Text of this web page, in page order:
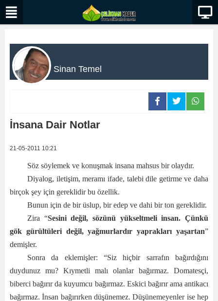
Sinan Temel
İnsana Dair Notlar
21-05-2011 10:21
Söz söylemek ve konuşmak insana mahsus bir olaydır.
Diyalog, iletişim, meramı ifade, talebi dile getirme ve daha
birçok şey için gereklidir bu özellik.
Bunun için de bir üslup, bir edep ve dahi bir ton gereklidir.
Zira “Sesini değil, sözünü yükseltmeli insan. Çünkü
gök gürültüleri değil, yağmurlardır yaprakları yaşartan”
demişler.
Sonra da eklemişler: “Siz hiçbir sarrafın bağırdığını
duydunuz mu? Kıymetli malı olanlar bağırmaz. Domatesçi,
biberci bağırır da kuyumcu bağırmaz. Eskici bağırır ama antikacı
bağırmaz. İnsan bağırırken düşünemez. Düşünemeyenler ise hep